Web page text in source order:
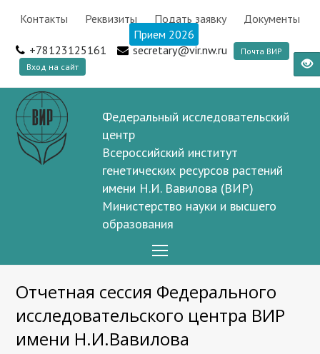
Контакты Реквизиты Подать заявку
Документы
Прием 2026
+78123125161
secretary@vir.nw.ru
Почта ВИР
Вход на сайт
Федеральный исследовательский
центр
Всероссийский институт
генетических ресурсов растений
имени Н.И. Вавилова (ВИР)
Министерство науки и высшего
образования
Menu
Отчетная сессия Федерального
исследовательского центра ВИР
имени Н.И.Вавилова